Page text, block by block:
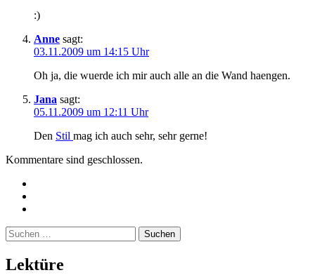
:)
Anne sagt:
03.11.2009 um 14:15 Uhr
Oh ja, die wuerde ich mir auch alle an die Wand haengen.
Jana sagt:
05.11.2009 um 12:11 Uhr
Den Stil mag ich auch sehr, sehr gerne!
Kommentare sind geschlossen.
Suchen
nach:
Lektüre